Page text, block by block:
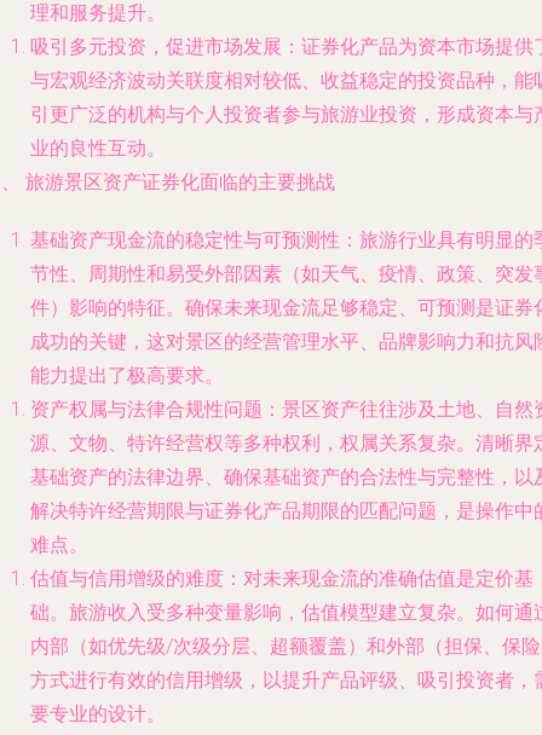
理和服务提升。
吸引多元投资，促进市场发展 ：证券化产品为资本市场提供
与宏观经济波动关联度相对较低、收益稳定的投资品种，能
引更广泛的机构与个人投资者参与旅游业投资，形成资本与
业的良性互动。
旅游景区资产证券化面临的主要挑战
基础资产现金流的稳定性与可预测性 ：旅游行业具有明显的
节性、周期性和易受外部因素（如天气、疫情、政策、突发
件）影响的特征。确保未来现金流足够稳定、可预测是证券
成功的关键，这对景区的经营管理水平、品牌影响力和抗风
能力提出了极高要求。
资产权属与法律合规性问题 ：景区资产往往涉及土地、自然
源、文物、特许经营权等多种权利，权属关系复杂。清晰界
基础资产的法律边界、确保基础资产的合法性与完整性，以
解决特许经营期限与证券化产品期限的匹配问题，是操作中
难点。
估值与信用增级的难度 ：对未来现金流的准确估值是定价基
础。旅游收入受多种变量影响，估值模型建立复杂。如何通
内部（如优先级/次级分层、超额覆盖）和外部（担保、保
方式进行有效的信用增级，以提升产品评级、吸引投资者，
要专业的设计。